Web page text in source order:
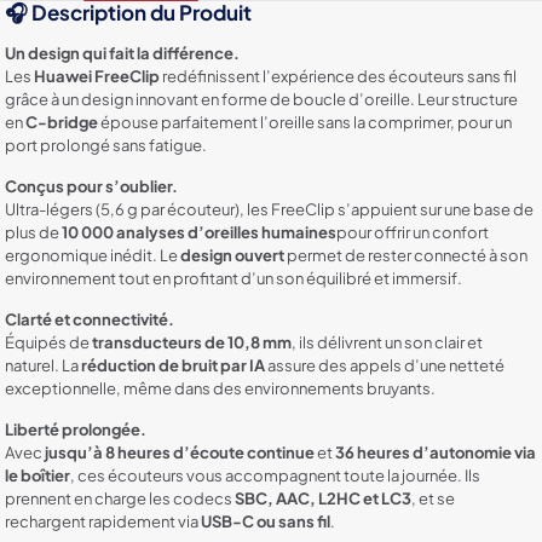
🎧Description du Produit
Un design qui fait la différence.
Les Huawei FreeClipredéfinissent l’expérience des écouteurs sans fil
grâce à un design innovant en forme de boucle d’oreille. Leur structure
enC-bridgeépouse parfaitement l’oreille sans la comprimer, pour un
port prolongé sans fatigue.
Conçus pour s’oublier.
Ultra-légers (5,6 g par écouteur), les FreeClip s’appuient sur une base de
plus de10 000 analyses d’oreilles humainespour offrir un confort
ergonomique inédit. Ledesign ouvertpermet de rester connecté à son
environnement tout en profitant d’un son équilibré et immersif.
Clarté et connectivité.
Équipés detransducteurs de 10,8 mm, ils délivrent un son clair et
naturel. Laréduction de bruit par IAassure des appels d’une netteté
exceptionnelle, même dans des environnements bruyants.
Liberté prolongée.
Avecjusqu’à 8 heures d’écoute continueet36 heures d’autonomie via
le boîtier, ces écouteurs vous accompagnent toute la journée. Ils
prennent en charge les codecsSBC, AAC, L2HC et LC3, et se
rechargent rapidement viaUSB-C ou sans fil.